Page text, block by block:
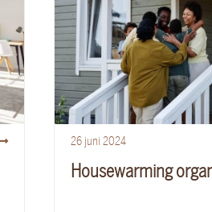
26 juni 2024
Housewarming